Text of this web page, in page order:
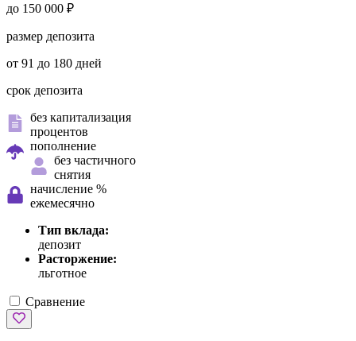
до 150 000 ₽
размер депозита
от 91 до 180 дней
срок депозита
без капитализация
процентов
пополнение
без частичного
снятия
начисление %
ежемесячно
Тип вклада:
депозит
Расторжение:
льготное
Сравнение